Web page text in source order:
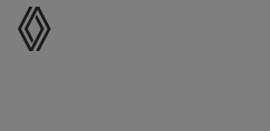
korisnički priručnik